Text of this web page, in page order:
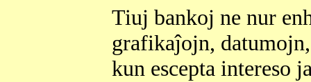
Tiuj bankoj ne nur
grafikaĵojn,
kun escepta intereso